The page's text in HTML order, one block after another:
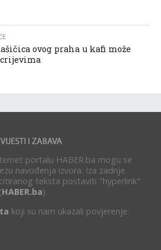
ovog praha u kafi može
portalu HABER.ba mogu se
navođenja izvora. Iza zadnje
teksta postaviti "hyperlink"
HABER.ba).
koji su nam ukazali povjerenje.